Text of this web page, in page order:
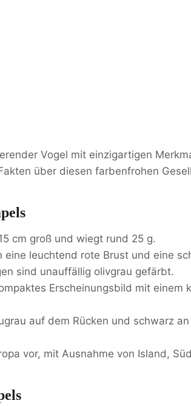
Vogel mit einzigartigen
über diesen farbenfrohen
cm groß und wiegt rund 25 g.
eine leuchtend rote Brust und eine
sind unauffällig olivgrau gefärbt.
Erscheinungsbild mit einem
auf dem Rücken und schwarz
vor, mit Ausnahme von Island,